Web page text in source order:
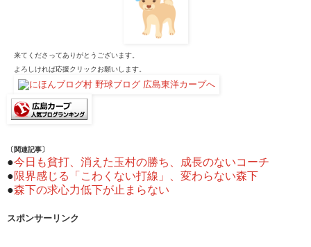
来てくださってありがとうございます。
よろしければ応援クリックお願いします。
〔関連記事〕
●今日も貧打、消えた玉村の勝ち、成長のないコーチ
●限界感じる「こわくない打線」、変わらない森下
●森下の求心力低下が止まらない
スポンサーリンク